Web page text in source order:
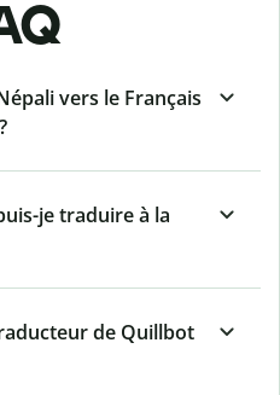
vers le Français
je traduire à la
de Quillbot